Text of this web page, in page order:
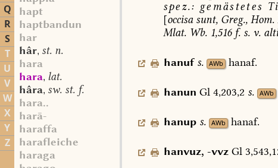
Q
R
S
T
U
V
W
X
Y
Z
hapt
haptbandun
har
hâr, st. n.
hara
hara, lat.
hâra, sw. st. f.
hara..
harā-
haraffa
harafleiche
haraga
spez.: gemästetes
[occisasunt,Greg.,Hom.
Mlat.Wb.1,516f.s.v.
hanuf s. AWb hanaf.
hanun Gl 4,203,2 s. AWb
hanup s. AWb hanaf.
hanvuz, -vvz Gl